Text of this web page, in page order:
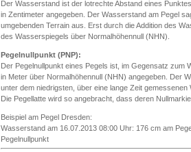
Der Wasserstand ist der lotrechte Abstand eines
in Zentimeter angegeben. Der Wasserstand am Pegel
umgebenden Terrain aus. Erst durch die Addition des
des Wasserspiegels über Normalhöhennull (NHN).
Pegelnullpunkt (PNP):
Der Pegelnullpunkt eines Pegels ist, im Gegensatz
in Meter über Normalhöhennull (NHN) angegeben. Der
unter dem niedrigsten, über eine lange Zeit gemessenen
Die Pegellatte wird so angebracht, dass deren
Beispiel am Pegel Dresden:
Wasserstand am 16.07.2013 08:00 Uhr: 176 cm am
Pegelnullpunkt